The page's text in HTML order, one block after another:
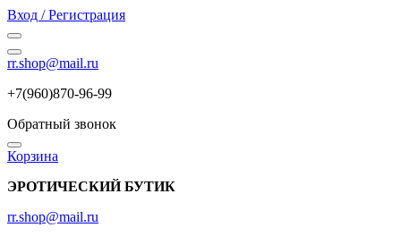
Вход / Регистрация
rr.shop@mail.ru
+7(960)870-96-99
Обратный звонок
Корзина
ЭРОТИЧЕСКИЙ БУТИК
rr.shop@mail.ru